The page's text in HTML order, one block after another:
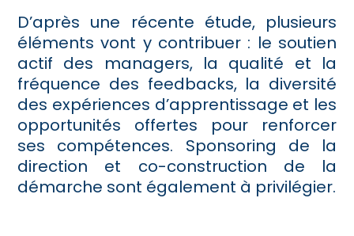
D’après une récente étude, plusieurs
éléments vont y contribuer : le soutien
actif des managers, la qualité et la
fréquence des feedbacks, la diversité
des expériences d’apprentissage et les
opportunités offertes pour renforcer
ses compétences. Sponsoring de la
direction et co-construction de la
démarche sont également à privilégier.